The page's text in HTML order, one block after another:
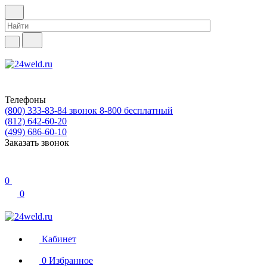
Телефоны
(800) 333-83-84 звонок 8-800 бесплатный
(812) 642-60-20
(499) 686-60-10
Заказать звонок
0
0
Кабинет
0 Избранное